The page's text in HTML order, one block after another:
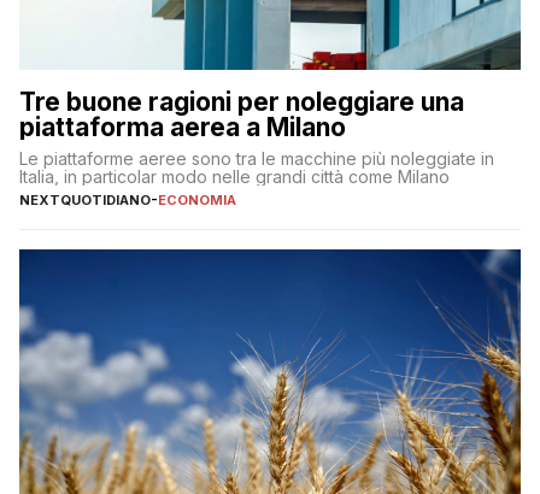
Tre buone ragioni per noleggiare una
piattaforma aerea a Milano
Le piattaforme aeree sono tra le macchine più noleggiate in
Italia, in particolar modo nelle grandi città come Milano
NEXTQUOTIDIANO-ECONOMIA